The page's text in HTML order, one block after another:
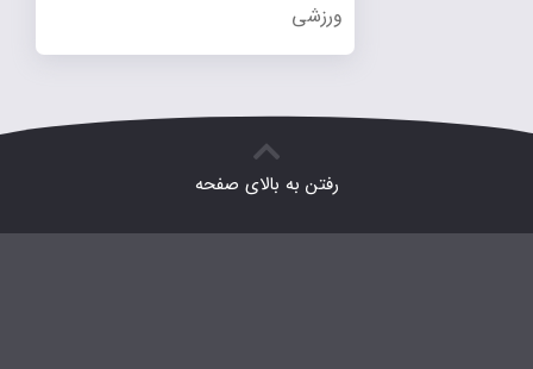
ورزشی
رفتن به بالای صفحه